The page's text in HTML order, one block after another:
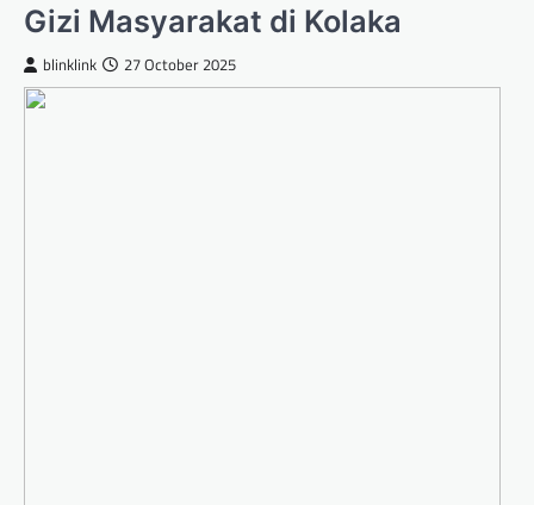
Gizi Masyarakat di Kolaka
blinklink 27 October 2025